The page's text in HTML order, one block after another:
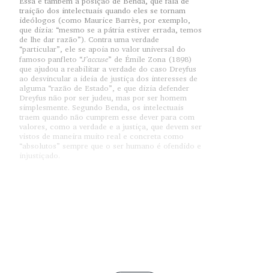
traição dos intelectuais quando eles se tornam
ideólogos (como Maurice Barrès, por exemplo,
que dizia: “mesmo se a pátria estiver errada, temos
de lhe dar razão”). Contra uma verdade
“particular”, ele se apoia no valor universal do
famoso panfleto “J’accuse” de Émile Zona (1898)
que ajudou a reabilitar a verdade do caso Dreyfus
ao desvincular a ideia de justiça dos interesses de
alguma “razão de Estado”, e que dizia defender
Dreyfus não por ser judeu, mas por ser homem
simplesmente. Segundo Benda, os intelectuais
traem quando não cumprem esse dever para com
valores, como a verdade e a justiça, que devem ser
vistos de maneira muito real e concreta como
“absolutos” sempre que o ser humano é ofendido e
injustiçado.